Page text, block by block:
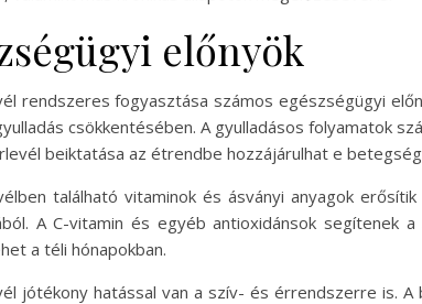
előnyök
rendszeres fogyasztása számos egészségügyi
csökkentésében. A gyulladásos folyamatok
beiktatása az étrendbe hozzájárulhat e
található vitaminok és ásványi anyagok
A C-vitamin és egyéb antioxidánsok segítenek
a téli hónapokban.
jótékony hatással van a szív- és érrendszerre is.